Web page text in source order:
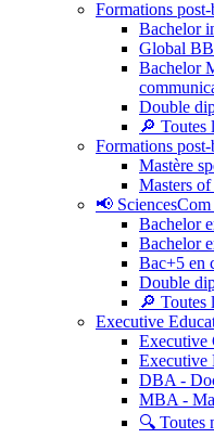
Formations
Bachelor
Global
Bachelor
Double
🔎 Toutes
Formations
Mastère
Masters
📢
Bachelor
Bachelor
Bac+5 en
Double
🔎 Toutes
Executive
Executive
Executive
DBA -
MBA -
🔍 Toutes